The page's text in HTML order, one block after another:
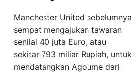
Manchester United sebelumnya
sempat mengajukan tawaran
senilai 40 juta Euro, atau
sekitar 793 miliar Rupiah, untuk
mendatangkan Agoume dari